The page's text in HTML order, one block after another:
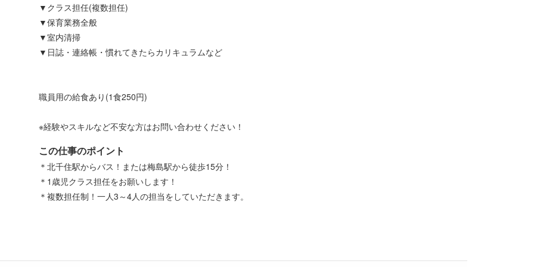
▼クラス担任(複数担任)
▼保育業務全般
▼室内清掃
▼日誌・連絡帳・慣れてきたらカリキュラムなど
職員用の給食あり(1食250円)
※経験やスキルなど不安な方はお問い合わせください！
この仕事のポイント
＊北千住駅からバス！または梅島駅から徒歩15分！
＊1歳児クラス担任をお願いします！
＊複数担任制！一人3～4人の担当をしていただきます。